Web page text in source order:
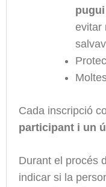
evitar
Cada inscripció
participant i un
Durant el procés
indicar si la